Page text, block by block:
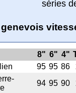
séries
8" 6" 4"
95 95 86
94 95 90